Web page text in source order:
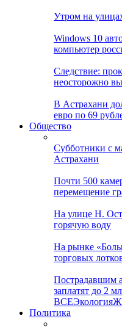
Утром на
Windows 10
компьютер
Следствие:
неосторожно
В Астрахани
евро по 69
Общество
Субботники с
Астрахани
Почти 500
перемещение
На улице Н.
горячую воду
На рынке
торговых
Пострадавшим
заплатят до 2
ВСЕЭкология
Политика